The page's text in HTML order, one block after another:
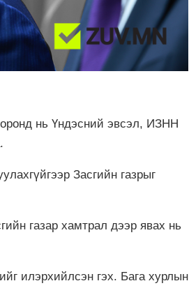
нь Үндэсний эвсэл, ИЗНН
Засгийн газрыг
газар хамтрал дээр явах нь
илэрхийлсэн гэх. Бага хурлын